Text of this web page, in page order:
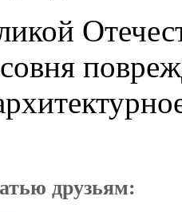
друзьям: